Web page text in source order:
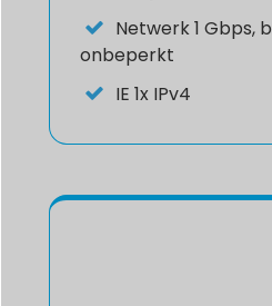
Netwerk1 Gbps,
onbeperkt
IE 1x IPv4